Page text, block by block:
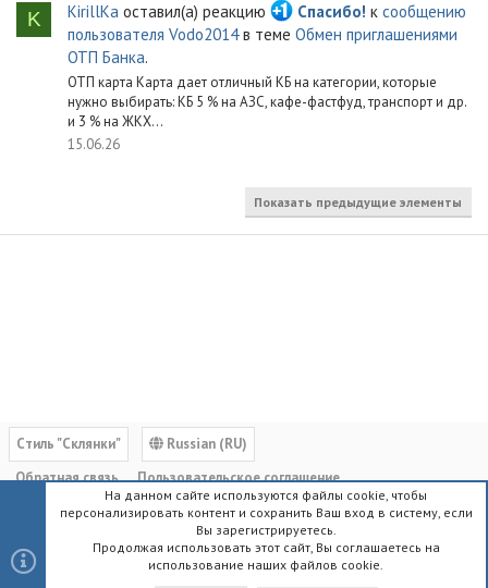
K KirillKa оставил(а) реакцию Спасибо! к сообщению
пользователя Vodo2014в теме Обмен приглашениями
ОТП Банка.
ОТП карта Карта дает отличный КБ на категории, которые
нужно выбирать: КБ 5 % на АЗС, кафе-фастфуд, транспорт и др.
и 3 % на ЖКХ...
15.06.26
Показать предыдущие элементы
Cтиль "Склянки"
Russian (RU)
Обратная связь
Пользовательское соглашение
Политика конфиденциальности
Помощь Главная
R
S
Community platform by XenForo® © 2010-2023 XenForo Ltd.
На данном сайте используются файлы cookie, чтобы
персонализировать контент и сохранить Ваш вход в систему, если
Вы зарегистрируетесь.
Продолжая использовать этот сайт, Вы соглашаетесь на
использование наших файлов cookie.